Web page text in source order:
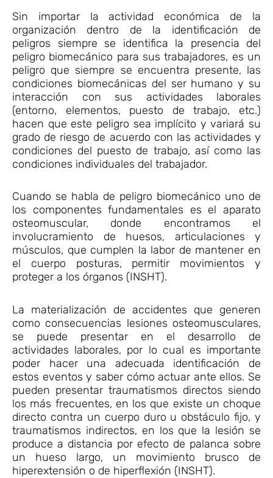
Sin importar la actividad económica de la
organización dentro de la identificación de
peligros siempre se identifica la presencia del
peligro biomecánico para sus trabajadores, es un
peligro que siempre se encuentra presente, las
condiciones biomecánicas del ser humano y su
interacción con sus actividades laborales
(entorno, elementos, puesto de trabajo, etc.)
hacen que este peligro sea implícito y variará su
grado de riesgo de acuerdo con las actividades y
condiciones del puesto de trabajo, así como las
condiciones individuales del trabajador.
Cuando se habla de peligro biomecánico uno de
los componentes fundamentales es el aparato
osteomuscular, donde encontramos el
involucramiento de huesos, articulaciones y
músculos, que cumplen la labor de mantener en
el cuerpo posturas, permitir movimientos y
proteger a los órganos (INSHT).
La materialización de accidentes que generen
como consecuencias lesiones osteomusculares,
se puede presentar en el desarrollo de
actividades laborales, por lo cual es importante
poder hacer una adecuada identificación de
estos eventos y saber cómo actuar ante ellos. Se
pueden presentar traumatismos directos siendo
los más frecuentes, en los que existe un choque
directo contra un cuerpo duro u obstáculo fijo, y
traumatismos indirectos, en los que la lesión se
produce a distancia por efecto de palanca sobre
un hueso largo, un movimiento brusco de
hiperextensión o de hiperflexión (INSHT).